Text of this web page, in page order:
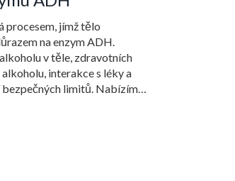
procesem, jímž tělo
na enzym ADH.
v těle, zdravotních
interakce s léky a
limitů. Nabízíme
alkoholu z těla a jaké jsou
na zdraví.